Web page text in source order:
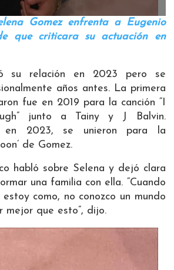
Gomez enfrenta a Eugenio
que criticara su actuación en
su relación en 2023 pero se
años antes. La primera
fue en 2019 para la canción “I
junto a Tainy y J Balvin.
en 2023, se unieron para la
de Gomez.
habló sobre Selena y dejó clara
una familia con ella. “Cuando
estoy como, no conozco un mundo
mejor que esto”, dijo.